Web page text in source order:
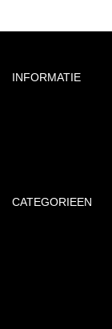
INFORMATIE
CATEGORIEEN